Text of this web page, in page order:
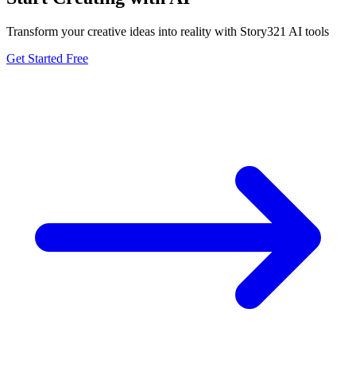
Transform your creative ideas into reality with Story321 AI tools
Get Started Free